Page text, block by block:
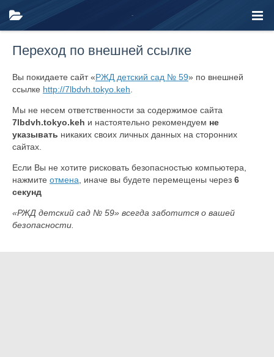
Переход по внешней ссылке
Вы покидаете сайт «РЖД детский сад № 59» по внешней
ссылке http://7lbdvh.tokyo.keh
Мы не несем ответственности за содержимое сайта
7lbdvh.tokyo.keh и настоятельно рекомендуем не
указывать никаких своих личных данных на сторонних
сайтах.
Если Вы не хотите рисковать безопасностью компьютера,
нажмите отмена , иначе вы будете перемещены через 6
секунд
«РЖД детский сад № 59» всегда заботится о вашей
безопасности.